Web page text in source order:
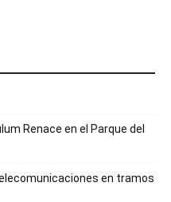
Renace en el Parque del
en tramos